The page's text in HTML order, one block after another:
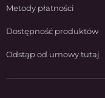
Metody płatności
Dostępność produktów
Odstąp od umowy tutaj